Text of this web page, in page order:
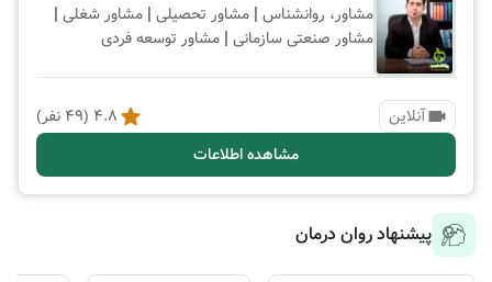
مشاور، روانشناس | مشاور تحصیلی | مشاور شغلی |
مشاور صنعتی سازمانی | مشاور توسعه فردی
آنلاین 4.8
(
49 نفر)
مشاهده اطلاعات
پیشنهاد روان درمان